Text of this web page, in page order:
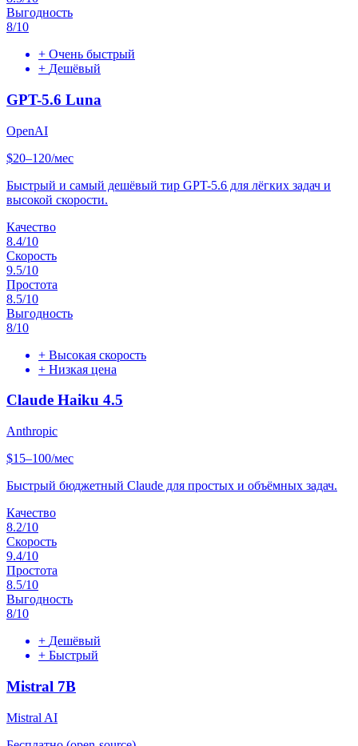
Выгодность
8/10
+ Очень быстрый
+ Дешёвый
GPT-5.6 Luna
OpenAI
$20–120/мес
Быстрый и самый дешёвый тир GPT-5.6 для лёгких задач и
высокой скорости.
Качество
8.4/10
Скорость
9.5/10
Простота
8.5/10
Выгодность
8/10
+ Высокая скорость
+ Низкая цена
Claude Haiku 4.5
Anthropic
$15–100/мес
Быстрый бюджетный Claude для простых и объёмных задач.
Качество
8.2/10
Скорость
9.4/10
Простота
8.5/10
Выгодность
8/10
+ Дешёвый
+ Быстрый
Mistral 7B
Mistral AI